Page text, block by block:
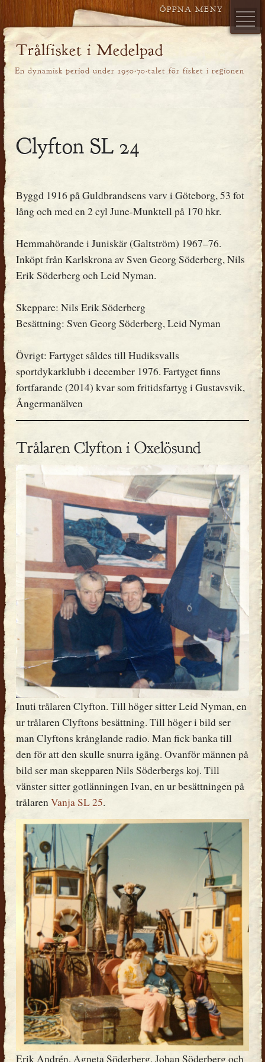
Trålfisket i Medelpad
En dynamisk period under 1950-70-talet för fisket i regionen
Clyfton SL 24
Byggd 1916 på Guldbrandsens varv i Göteborg, 53 fot
lång och med en 2 cyl June-Munktell på 170 hkr.
Hemmahörande i Juniskär (Galtström) 1967–76.
Inköpt från Karlskrona av Sven Georg Söderberg, Nils
Erik Söderberg och Leid Nyman.
Skeppare: Nils Erik Söderberg
Besättning: Sven Georg Söderberg, Leid Nyman
Övrigt: Fartyget såldes till Hudiksvalls
sportdykarklubb i december 1976. Fartyget finns
fortfarande (2014) kvar som fritidsfartyg i Gustavsvik,
Ångermanälven
Trålaren Clyfton i Oxelösund
Inuti trålaren Clyfton. Till höger sitter Leid Nyman, en
ur trålaren Clyftons besättning. Till höger i bild ser
man Clyftons krånglande radio. Man fick banka till
den för att den skulle snurra igång. Ovanför männen på
bild ser man skepparen Nils Söderbergs koj. Till
vänster sitter gotlänningen Ivan, en ur besättningen på
trålarenVanja SL 25.
Erik Andrén, Agneta Söderberg, Johan Söderberg och